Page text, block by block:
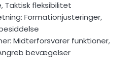
Taktisk fleksibilitet
Formationjusteringer,
Midterforsvarer funktioner,
bevægelser